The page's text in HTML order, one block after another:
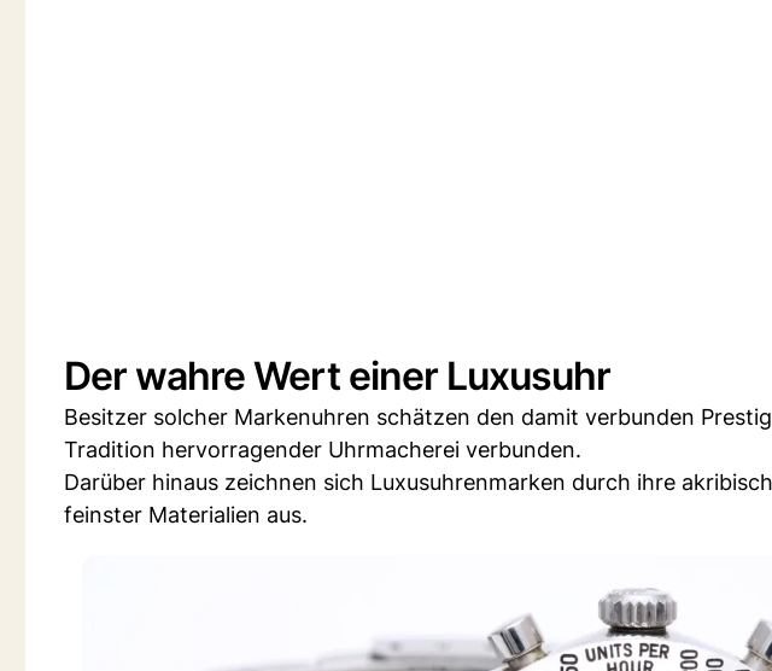
Der wahre Wert einer Luxusuhr
Besitzer solcher Markenuhren schätzen den damit verbunden
Tradition hervorragender Uhrmacherei verbunden.
Darüber hinaus zeichnen sich Luxusuhrenmarken durch ihre
feinster Materialien aus.